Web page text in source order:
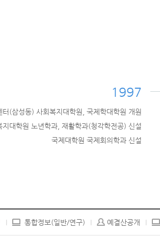
1997
터(삼성동) 사회복지대학원, 국제학대학원 개원
지대학원 노년학과, 재활학과(청각학전공) 신설
국제대학원 국제회의학과 신설
통합정보(일반/연구) 예결산공개